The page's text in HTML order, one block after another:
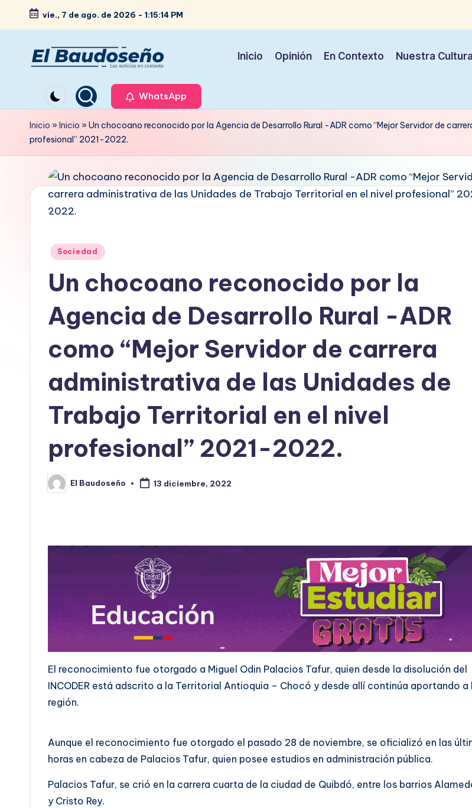
Saltar
contenido
vie., 7 de ago. de 2026 - 1:15:15 PM
e
ri
ó
d
noticias
en
contexto
Inicio Opinión En Contexto Nuestra Cultura
WhatsApp
Inicio »Inicio »Un chocoano reconocido por la Agencia de Desarrollo Rural -ADR como “Mejor Servidor de
profesional” 2021-2022.
Publicado
Sociedad
Un chocoano reconocido por la
Agencia de Desarrollo Rural -ADR
como “Mejor Servidor de carrera
administrativa de las Unidades de
Trabajo Territorial en el nivel
profesional” 2021-2022.
Publicado
por
El Baudoseño 13 diciembre, 2022
El reconocimiento fue otorgado a Miguel Odin Palacios Tafur, quien desde la disolución del
INCODER está adscrito a la Territorial Antioquia – Chocó y desde allí continúa aportando a
región.
Aunque el reconocimiento fue otorgado el pasado 28 de noviembre, se oficializó en las
horas en cabeza de Palacios Tafur, quien posee estudios en administración pública.
Palacios Tafur, se crió en la carrera cuarta de la ciudad de Quibdó, entre los barrios
y Cristo Rey.